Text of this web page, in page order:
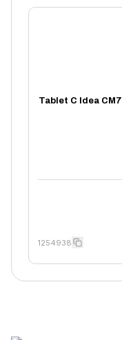
Tablet C Idea
1254938